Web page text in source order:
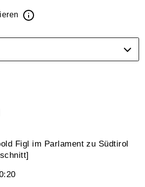
Figl im Parlament zu Südtirol